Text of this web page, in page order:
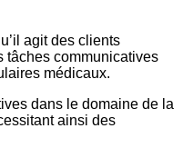
agit des clients
tâches communicatives
médicaux.
dans le domaine de la
ainsi des